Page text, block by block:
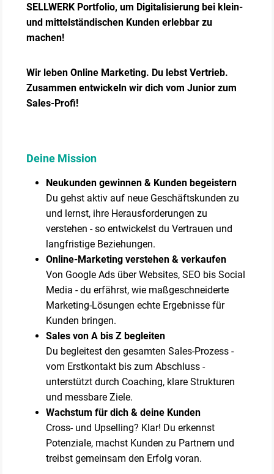
SELLWERK Portfolio, um Digitalisierung bei klein-
und mittelständischen Kunden erlebbar zu
machen!
Wir leben Online Marketing. Du lebst Vertrieb.
Zusammen entwickeln wir dich vom Junior zum
Sales-Profi!
Deine Mission
Neukunden gewinnen & Kunden begeistern
Du gehst aktiv auf neue Geschäftskunden zu
und lernst, ihre Herausforderungen zu
verstehen - so entwickelst du Vertrauen und
langfristige Beziehungen.
Online-Marketing verstehen & verkaufen
Von Google Ads über Websites, SEO bis Social
Media - du erfährst, wie maßgeschneiderte
Marketing-Lösungen echte Ergebnisse für
Kunden bringen.
Sales von A bis Z begleiten
Du begleitest den gesamten Sales-Prozess -
vom Erstkontakt bis zum Abschluss -
unterstützt durch Coaching, klare Strukturen
und messbare Ziele.
Wachstum für dich & deine Kunden
Cross- und Upselling? Klar! Du erkennst
Potenziale, machst Kunden zu Partnern und
treibst gemeinsam den Erfolg voran.